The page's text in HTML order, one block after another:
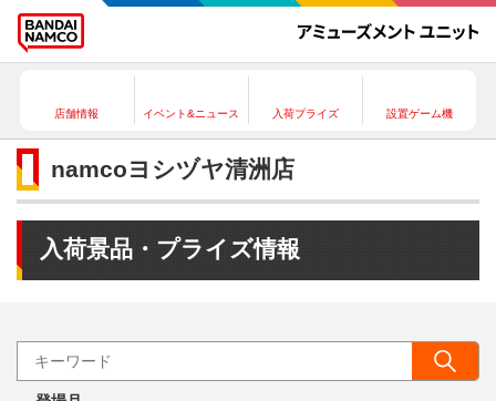
店舗情報 イベント&ニュース 入荷プライズ 設置ゲーム機
namcoヨシヅヤ清洲店
入荷景品・プライズ情報